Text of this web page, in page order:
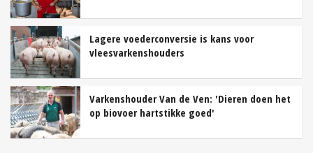
Lagere voederconversie is kans voor
vleesvarkenshouders
Varkenshouder Van de Ven: 'Dieren doen het
op biovoer hartstikke goed'